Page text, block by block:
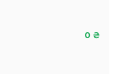
0 ₴